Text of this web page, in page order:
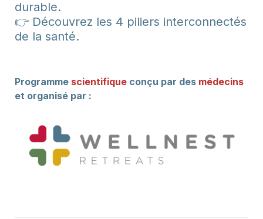
👉 Découvrez les 4 piliers interconnectés
de la santé.
Programme scientifique conçu par des médecins
et organisé par :